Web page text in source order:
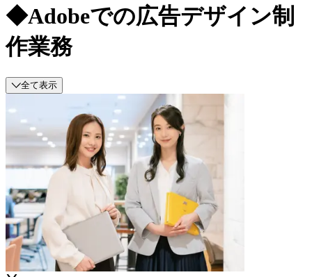
◆Adobeでの広告デザイン制
作業務
全て表示